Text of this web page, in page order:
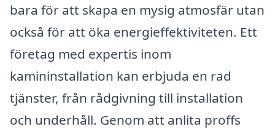
bara för att skapa en mysig atmosfär utan
också för att öka energieffektiviteten. Ett
företag med expertis inom
kamininstallation kan erbjuda en rad
tjänster, från rådgivning till installation
och underhåll. Genom att anlita proffs